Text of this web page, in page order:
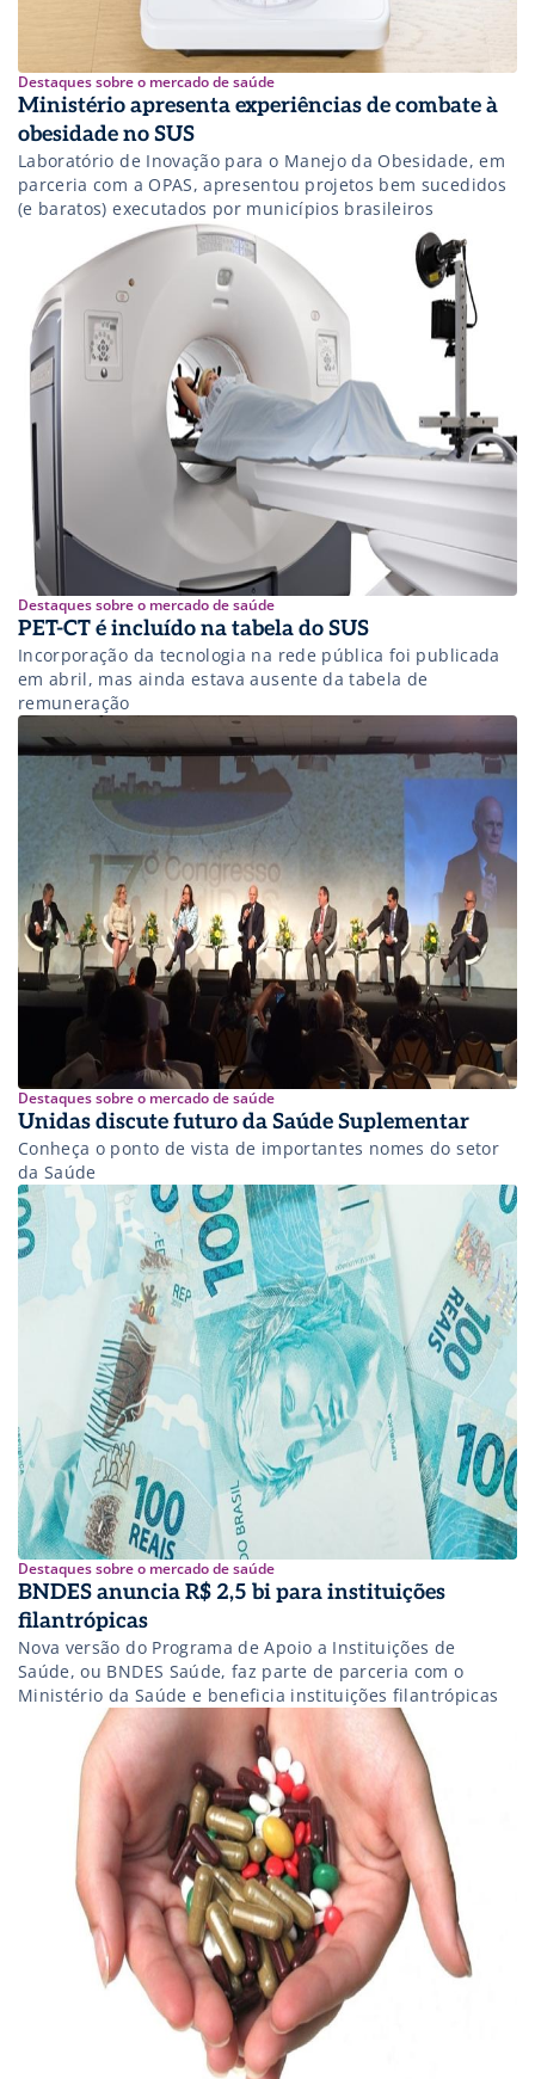
Destaques sobre o mercado de saúde
Ministério apresenta experiências de combate à
obesidade no SUS
Laboratório de Inovação para o Manejo da Obesidade, em
parceria com a OPAS, apresentou projetos bem sucedidos
(e baratos) executados por municípios brasileiros
Destaques sobre o mercado de saúde
PET-CT é incluído na tabela do SUS
Incorporação da tecnologia na rede pública foi publicada
em abril, mas ainda estava ausente da tabela de
remuneração
Destaques sobre o mercado de saúde
Unidas discute futuro da Saúde Suplementar
Conheça o ponto de vista de importantes nomes do setor
da Saúde
Destaques sobre o mercado de saúde
BNDES anuncia R$ 2,5 bi para instituições
filantrópicas
Nova versão do Programa de Apoio a Instituições de
Saúde, ou BNDES Saúde, faz parte de parceria com o
Ministério da Saúde e beneficia instituições filantrópicas